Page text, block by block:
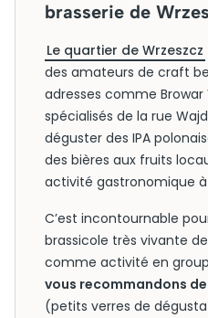
brasserie de
Le quartier de Wrzeszcz
des amateurs de craft
adresses comme Browar
spécialisés de la rue
déguster des IPA
des bières aux fruits
activité gastronomique à
C’est incontournable
brassicole très vivante
comme activité en
vous recommandons
(petits verres de